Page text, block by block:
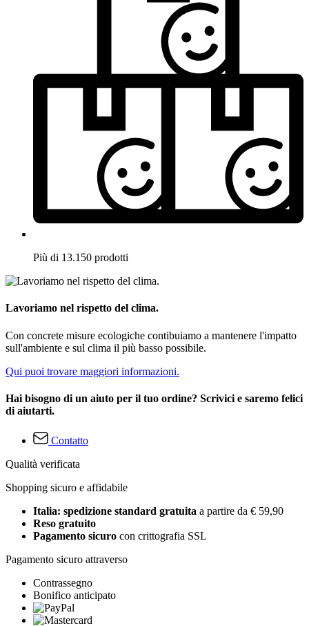
Più di 13.150 prodotti
Lavoriamo nel rispetto del clima.
Con concrete misure ecologiche contibuiamo a mantenere l'impatto
sull'ambiente e sul clima il più basso possibile.
Qui puoi trovare maggiori informazioni.
Hai bisogno di un aiuto per il tuo ordine? Scrivici e saremo felici
di aiutarti.
Contatto
Qualità verificata
Shopping sicuro e affidabile
Italia: spedizione standard gratuita a partire da € 59,90
Reso gratuito
Pagamento sicuro con crittografia SSL
Pagamento sicuro attraverso
Contrassegno
Bonifico anticipato